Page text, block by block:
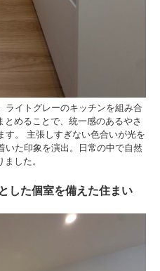
ライトグレーのキッチンを組み合
めることで、統一感のあるやさ
す。 主張しすぎない色合いが光を
いた印象を演出。日常の中で自然
した。
した個室を備えた住まい